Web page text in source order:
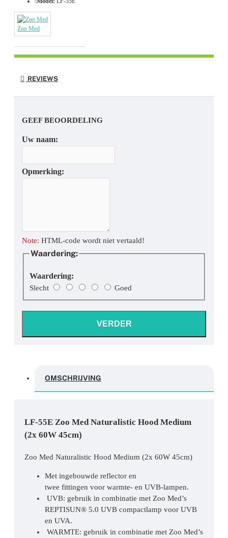
Zoo Med
REVIEWS
GEEF BEOORDELING
Uw naam:
Opmerking:
Note: HTML-code wordt niet vertaald!
Waardering:
Waardering:
Slecht Goed
VERDER
OMSCHRIJVING
LF-55E Zoo Med Naturalistic Hood Medium
(2x 60W 45cm)
Zoo Med Naturalistic Hood Medium (2x 60W 45cm)
Met ingebouwde reflector en
twee fittingen voor warmte- en UVB-lampen.
UVB: gebruik in combinatie met Zoo Med’s
REPTISUN® 5.0 UVB compactlamp voor UVB
en UVA.
WARMTE: gebruik in combinatie met Zoo Med’s